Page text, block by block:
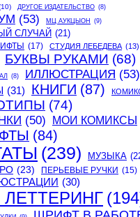
ДРУГОЕ ИЗДАТЕЛЬСТВО (8)
(53) МЦ АУКЦЫОН (9)
СЛУЧАЙ (21)
(17) СТУДИЯ ЛЕБЕДЕВА (13)
БУКВЫ РУКАМИ (68)
(8) ИЛЛЮСТРАЦИЯ (53)
(31) КНИГИ (87)
(74)
(50) МОИ КОМИКСЫ
(84)
(239) МУЗЫКА
(23) ПЕРЬЕВЫЕ РУЧКИ (15)
(30)